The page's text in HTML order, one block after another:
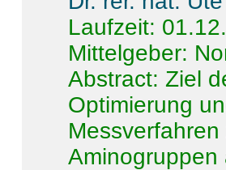
Laufzeit:
Mittelgeber:
Abstract:Ziel
Optimierung
Aminogruppen